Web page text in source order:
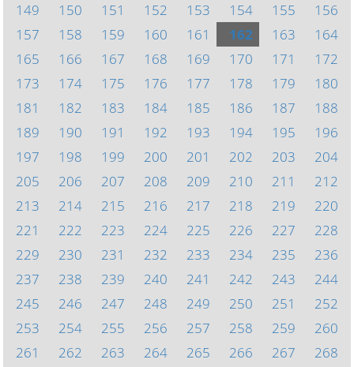
149
150 151 152 153 154 155
156
157
158 159 160 161 162 163
164
165
166 167 168 169 170 171
172
173
174 175 176 177 178 179
180
181
182 183 184 185 186 187
188
189
190 191 192 193 194 195
196
197
198 199 200 201 202 203
204
205
206 207 208 209 210 211
212
213
214 215 216 217 218 219
220
221
222 223 224 225 226 227
228
229
230 231 232 233 234 235
236
237
238 239 240 241 242 243
244
245
246 247 248 249 250 251
252
253
254 255 256 257 258 259
260
261
262 263 264 265 266 267
268